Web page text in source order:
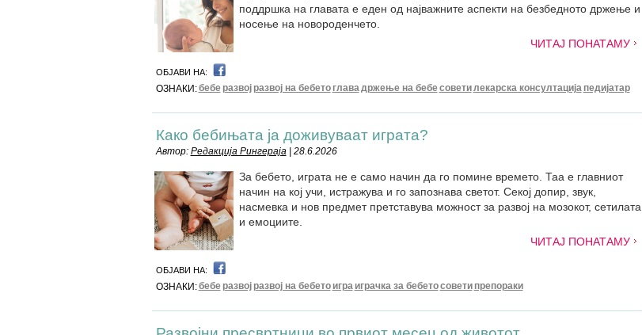
поддршка на главата е еден од најважните аспекти на безбедното држење и
носење на новороденчето.
ЧИТАЈ ПОНАТАМУ
ОБЈАВИ НА:
ОЗНАКИ:бебе развој развој на бебето главадржење на бебесоветилекарска консултација педијатар
Како бебињата ја доживуваат играта?
Автор: Редакција Рингераја| 28.6.2026
За бебето, играта не е само начин да го помине времето. Таа е главниот
начин на кој учи, истражува и го запознава светот. Секој допир, звук,
насмевка и нов предмет претставува можност за развој на мозокот, сетилата
и емоциите.
ЧИТАЈ ПОНАТАМУ
ОБЈАВИ НА:
ОЗНАКИ:бебе развој развој на бебето игра играчка за бебетосовети препораки